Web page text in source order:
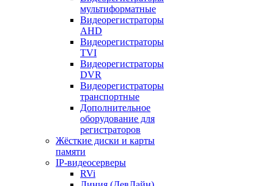
мультиформатные
Видеорегистраторы
AHD
Видеорегистраторы
TVI
Видеорегистраторы
DVR
Видеорегистраторы
транспортные
Дополнительное
оборудование для
регистраторов
Жёсткие диски и карты
памяти
IP-видеосерверы
RVi